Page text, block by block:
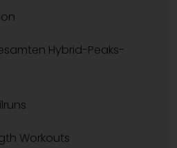
Hybrid-Peaks-
Workouts